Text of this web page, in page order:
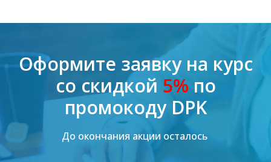
Оформите заявку на курс
со скидкой 5% по
промокоду DPK
До окончания акции осталось